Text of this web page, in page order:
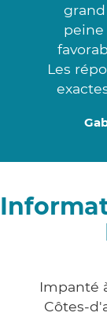
peine
Les
Impanté
Côtes-